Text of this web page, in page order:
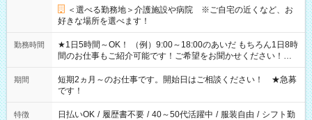
＜選べる勤務地＞介護施設や病院 ※ご自宅の近くなど、お
好きな場所を選べます！
勤務時間
★1日5時間～OK！ （例）9:00～18:00のあいだ もちろん1日8時
間のお仕事もご紹介可能です！ご希望をお聞かせください！★
家庭の都合でお休みが必要な場合も遠慮なくご相談ください。
※週最低15時間以上の勤務が必要です
期間
短期2ヵ月～のお仕事です。開始日はご相談ください！ ★急募
です！
特徴 日払いOK / 履歴書不要 / 40～50代活躍中 / 服装自由 / シフト勤